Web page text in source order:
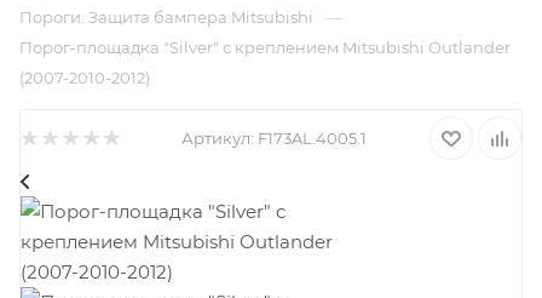
Пороги. Защита бампера Mitsubishi —
Порог-площадка "Silver" с креплением Mitsubishi Outlander
(2007-2010-2012)
Артикул: F173AL.4005.1